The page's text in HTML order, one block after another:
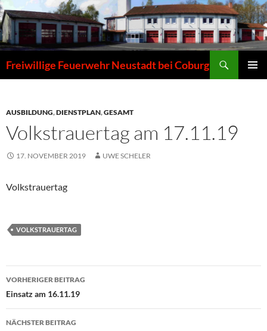
Zum
Inhalt
springen
Freiwillige Feuerwehr Neustadt bei Coburg
AUSBILDUNG,DIENSTPLAN,GESAMT
Volkstrauertag am 17.11.19
17. NOVEMBER 2019 UWE SCHELER
Volkstrauertag
VOLKSTRAUERTAG
Beitragsnavigation
VORHERIGER BEITRAG
Einsatz am 16.11.19
NÄCHSTER BEITRAG